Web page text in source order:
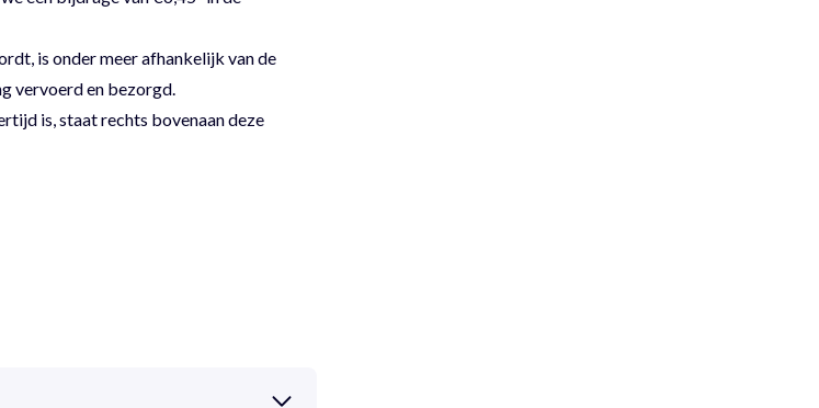
is onder meer afhankelijk van de
vervoerd en bezorgd.
is, staat rechts bovenaan deze